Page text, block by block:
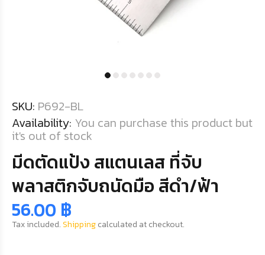
SKU: P692-BL
Availability: You can purchase this product but
it's out of stock
มีดตัดแป้ง สแตนเลส ที่จับ
พลาสติกจับถนัดมือ สีดำ/ฟ้า
56.00 ฿
Tax included.Shippingcalculated at checkout.